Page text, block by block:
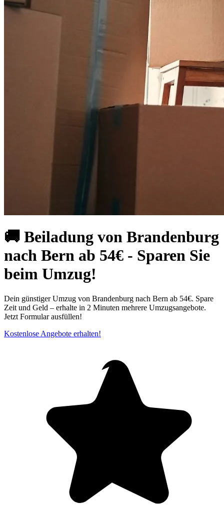
🚚 Beiladung von Brandenburg
nach Bern ab 54€ - Sparen Sie
beim Umzug!
Dein günstiger Umzug von Brandenburg nach Bern ab 54€. Spare
Zeit und Geld – erhalte in 2 Minuten mehrere Umzugsangebote.
Jetzt Formular ausfüllen!
Kostenlose Angebote erhalten!